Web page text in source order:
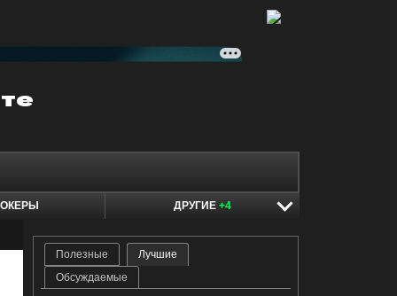
ДРУГИЕ +4
Полезные
Лучшие
Обсуждаемые